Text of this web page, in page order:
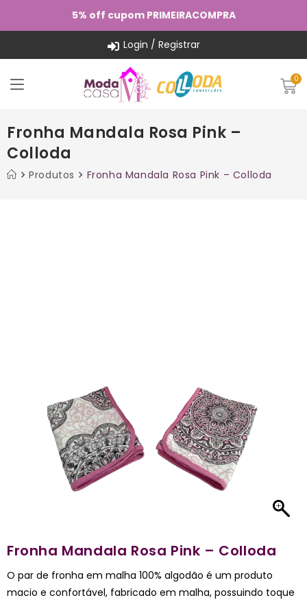
5% off cupom PRIMEIRACOMPRA
Login / Registrar
Fronha Mandala Rosa Pink –
Colloda
Produtos Fronha Mandala Rosa Pink – Colloda
Fronha Mandala Rosa Pink – Colloda
O par de fronha em malha 100% algodão é um produto
macio e confortável, fabricado em malha, possuindo toque